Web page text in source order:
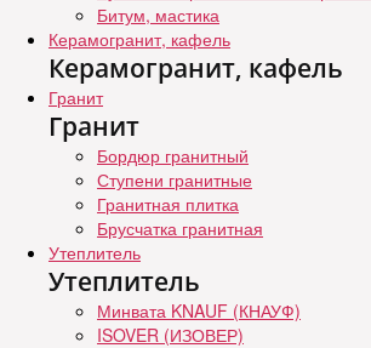
Битум, мастика
Керамогранит, кафель
Керамогранит, кафель
Гранит
Гранит
Бордюр гранитный
Ступени гранитные
Гранитная плитка
Брусчатка гранитная
Утеплитель
Утеплитель
Минвата KNAUF (КНАУФ)
ISOVER (ИЗОВЕР)